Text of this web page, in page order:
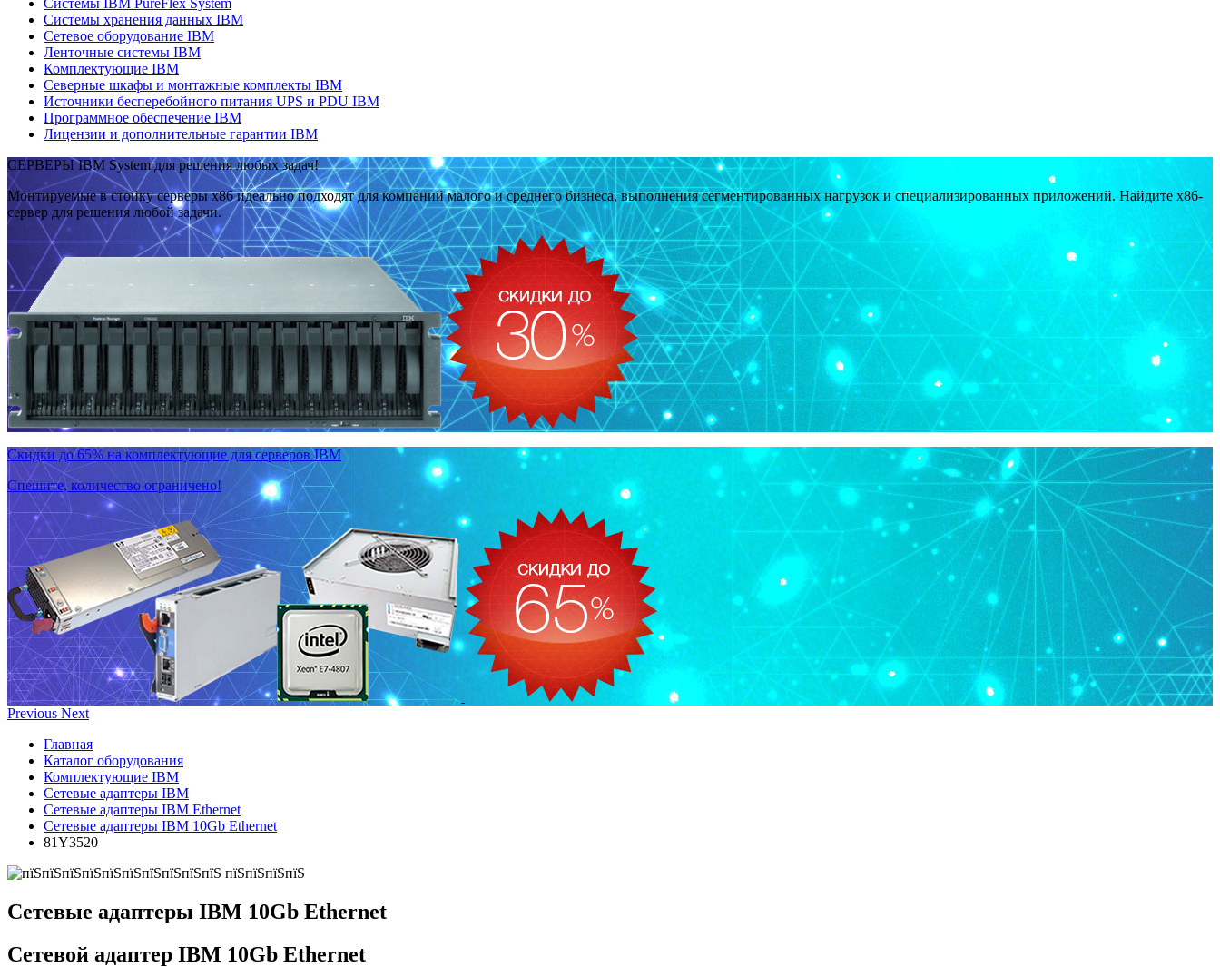
Системы IBM PureFlex System
Системы хранения данных IBM
Сетевое оборудование IBM
Ленточные системы IBM
Комплектующие IBM
Северные шкафы и монтажные комплекты IBM
Источники бесперебойного питания UPS и PDU IBM
Программное обеспечение IBM
Лицензии и дополнительные гарантии IBM
СЕРВЕРЫ IBM System для решения любых задач!
Монтируемые в стойку серверы x86 идеально подходят для компаний малого и среднего бизнеса, выполнения сегментированных нагрузок и специализированных приложений. Найдите x86-
сервер для решения любой задачи.
Скидки до 65% на комплектующие для серверов IBM
Спешите, количество ограничено!
Previous Next
Главная
Каталог оборудования
Комплектующие IBM
Сетевые адаптеры IBM
Сетевые адаптеры IBM Ethernet
Сетевые адаптеры IBM 10Gb Ethernet
81Y3520
Сетевые адаптеры IBM 10Gb Ethernet
Сетевой адаптер IBM 10Gb Ethernet